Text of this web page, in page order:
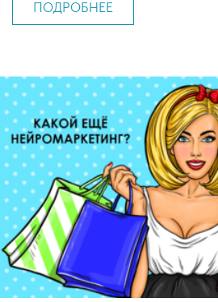
ПОДРОБНЕЕ